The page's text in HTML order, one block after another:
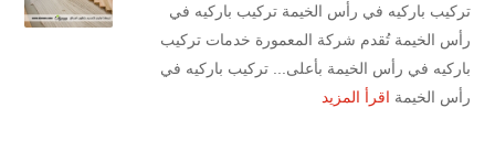
تركيب باركيه في رأس الخيمة تركيب باركيه في
رأس الخيمة تُقدم شركة المعمورة خدمات تركيب
باركيه في رأس الخيمة بأعلى... تركيب باركيه في
رأس الخيمة اقرأ المزيد